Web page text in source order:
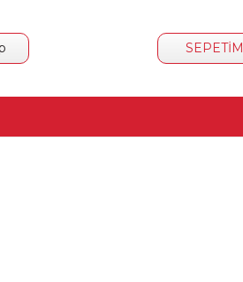
SEPETİM